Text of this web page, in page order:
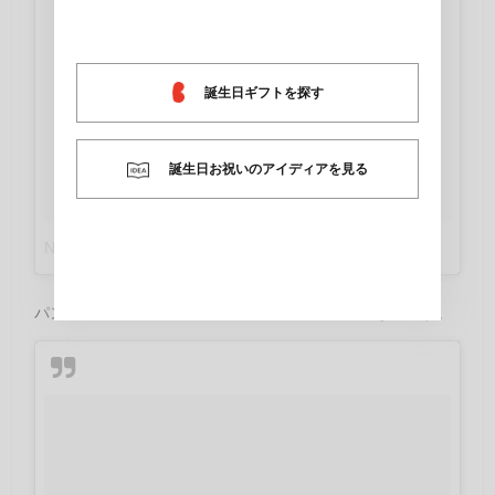
誕生日ギフトを探す
誕生日お祝いのアイディアを見る
パンケーキやフレンチトーストもグルテンフリーなんです。